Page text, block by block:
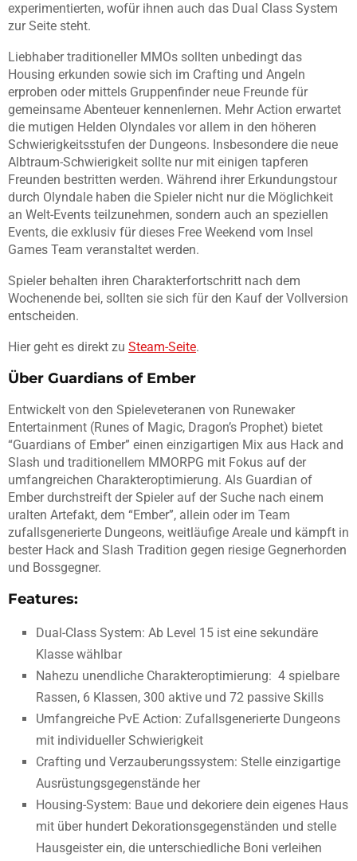
experimentierten, wofür ihnen auch das Dual Class System
zur Seite steht.
Liebhaber traditioneller MMOs sollten unbedingt das
Housing erkunden sowie sich im Crafting und Angeln
erproben oder mittels Gruppenfinder neue Freunde für
gemeinsame Abenteuer kennenlernen. Mehr Action erwartet
die mutigen Helden Olyndales vor allem in den höheren
Schwierigkeitsstufen der Dungeons. Insbesondere die neue
Albtraum-Schwierigkeit sollte nur mit einigen tapferen
Freunden bestritten werden. Während ihrer Erkundungstour
durch Olyndale haben die Spieler nicht nur die Möglichkeit
an Welt-Events teilzunehmen, sondern auch an speziellen
Events, die exklusiv für dieses Free Weekend vom Insel
Games Team veranstaltet werden.
Spieler behalten ihren Charakterfortschritt nach dem
Wochenende bei, sollten sie sich für den Kauf der Vollversion
entscheiden.
Hier geht es direkt zu Steam-Seite.
Über Guardians of Ember
Entwickelt von den Spieleveteranen von Runewaker
Entertainment (Runes of Magic, Dragon’s Prophet) bietet
“Guardians of Ember” einen einzigartigen Mix aus Hack and
Slash und traditionellem MMORPG mit Fokus auf der
umfangreichen Charakteroptimierung. Als Guardian of
Ember durchstreift der Spieler auf der Suche nach einem
uralten Artefakt, dem “Ember”, allein oder im Team
zufallsgenerierte Dungeons, weitläufige Areale und kämpft in
bester Hack and Slash Tradition gegen riesige Gegnerhorden
und Bossgegner.
Features:
Dual-Class System: Ab Level 15 ist eine sekundäre
Klasse wählbar
Nahezu unendliche Charakteroptimierung: 4 spielbare
Rassen, 6 Klassen, 300 aktive und 72 passive Skills
Umfangreiche PvE Action: Zufallsgenerierte Dungeons
mit individueller Schwierigkeit
Crafting und Verzauberungssystem: Stelle einzigartige
Ausrüstungsgegenstände her
Housing-System: Baue und dekoriere dein eigenes Haus
mit über hundert Dekorationsgegenständen und stelle
Hausgeister ein, die unterschiedliche Boni verleihen